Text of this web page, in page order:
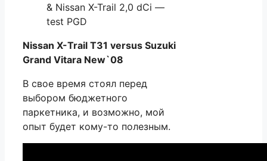
& Nissan X-Trail 2,0 dCi —
test PGD
Nissan X-Trail T31 versus Suzuki
Grand Vitara New`08
В свое время стоял перед
выбором бюджетного
паркетника, и возможно, мой
опыт будет кому-то полезным.